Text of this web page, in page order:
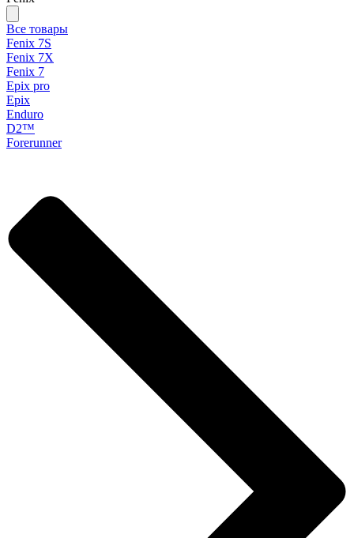
Все товары
Fenix 7S
Fenix 7X
Fenix 7
Epix pro
Epix
Enduro
D2™
Forerunner